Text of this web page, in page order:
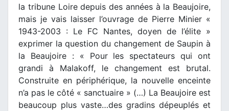
la tribune Loire depuis des années à la Beaujoire,
mais je vais laisser l’ouvrage de Pierre Minier «
1943-2003 : Le FC Nantes, doyen de l’élite »
exprimer la question du changement de Saupin à
la Beaujoire : « Pour les spectateurs qui ont
grandi à Malakoff, le changement est brutal.
Construite en périphérique, la nouvelle enceinte
n’a pas le côté « sanctuaire » (…) La Beaujoire est
beaucoup plus vaste…des gradins dépeuplés et